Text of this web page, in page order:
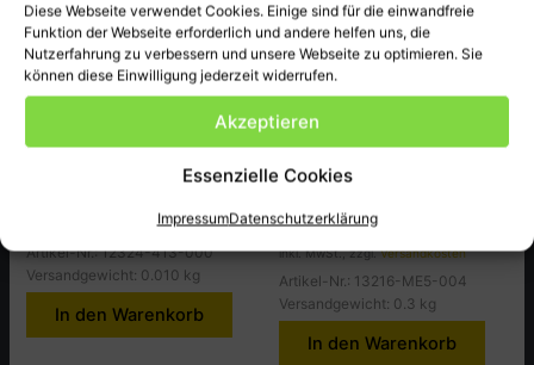
Diese Webseite verwendet Cookies. Einige sind für die einwandfreie
Funktion der Webseite erforderlich und andere helfen uns, die
Nutzerfahrung zu verbessern und unsere Webseite zu optimieren. Sie
können diese Einwilligung jederzeit widerrufen.
Akzeptieren
Essenzielle Cookies
ImpressumDatenschutzerklärung
Rubber, Insert, CB400T-PA
Versandkosten
Artikel-Nr.: 12324-413-000
Versandgewicht: 0.010 kg
In den Warenkorb
Honda
Pleullager (A Braun),
CBX650CD
9,00€
inkl. MwSt., zzgl.Versandkosten
Artikel-Nr.: 13216-ME5-004
Versandgewicht: 0.3 kg
In den Warenkorb